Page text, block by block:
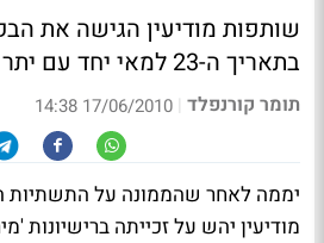
שותפות מודיעין הגישה את
בתאריך ה-23 למאי יחד עם יתר הבקשות
תומר קורנפלד |
17/06/2010 14:38
יממה לאחר שהממונה על התשתיות
מודיעין יהש על זכייתה ברישיונות